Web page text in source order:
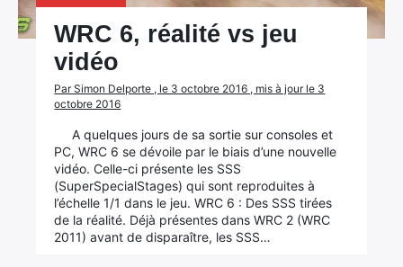
WRC 6, réalité vs jeu
vidéo
Par Simon Delporte , le 3 octobre 2016 , mis à jour le 3
octobre 2016
A quelques jours de sa sortie sur consoles et
PC, WRC 6 se dévoile par le biais d’une nouvelle
vidéo. Celle-ci présente les SSS
(SuperSpecialStages) qui sont reproduites à
l’échelle 1/1 dans le jeu. WRC 6 : Des SSS tirées
de la réalité. Déjà présentes dans WRC 2 (WRC
2011) avant de disparaître, les SSS…